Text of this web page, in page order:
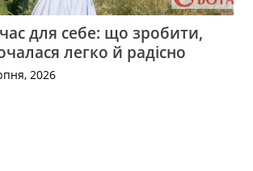
для себе: що зробити,
легко й радісно
2026